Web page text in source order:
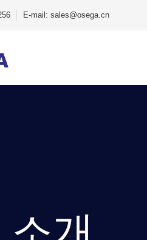
E-mail: sales@osega.cn